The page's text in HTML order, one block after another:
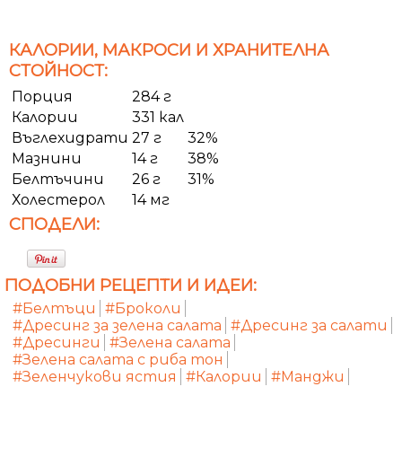
КАЛОРИИ, МАКРОСИ И ХРАНИТЕЛНА
СТОЙНОСТ:
Порция
284 г
Калории
331 кал
Въглехидрати 27 г
32%
Мазнини
14 г
38%
Белтъчини
26 г
31%
Холестерол
14 мг
СПОДЕЛИ:
ПОДОБНИ РЕЦЕПТИ И ИДЕИ:
#Белтъци
#Броколи
#Дресинг за зелена салата #Дресинг за салати
#Дресинги
#Зелена салата
#Зелена салата с риба тон
#Зеленчукови ястия
#Калории #Манджи